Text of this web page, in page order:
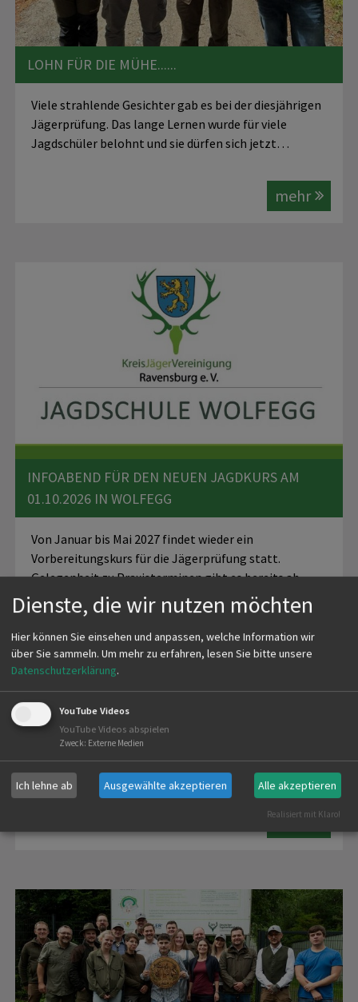
LOHN FÜR DIE MÜHE......
Viele strahlende Gesichter gab es bei der diesjährigen
Jägerprüfung. Das lange Lernen wurde für viele
Jagdschüler belohnt und sie dürfen sich jetzt…
mehr
INFOABEND FÜR DEN NEUEN JAGDKURS AM
01.10.2026 IN WOLFEGG
Von Januar bis Mai 2027 findet wieder ein
Vorbereitungskurs für die Jägerprüfung statt.
Gelegenheit zu Praxisterminen gibt es bereits ab
Oktober 2026.
mehr
Dienste, die wir nutzen möchten
Hier können Sie einsehen und anpassen, welche Information wir
über Sie sammeln. Um mehr zu erfahren, lesen Sie bitte unsere
Datenschutzerklärung.
YouTube Videos
YouTube Videos abspielen
Zweck: Externe Medien
Ich lehne ab Ausgewählte akzeptieren Alle akzeptieren
Realisiert mit Klaro!